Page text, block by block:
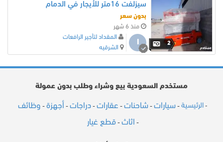
2
سيزلفت 16متر للأيجار في الدمام
بدون سعر
منذ 6 شهر
ا
المقداد لتأجير الرافعات
الشرقيه
مستخدم السعودية بيع وشراء وطلب بدون عمولة
- الرئيسية - سيارات - شاحنات - عقارات - دراجات - أجهزة - وظائف
- اثاث -قطع غيار